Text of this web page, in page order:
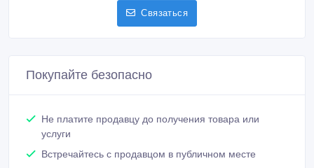
Связаться
Покупайте безопасно
Не платите продавцу до получения товара или
услуги
Встречайтесь с продавцом в публичном месте